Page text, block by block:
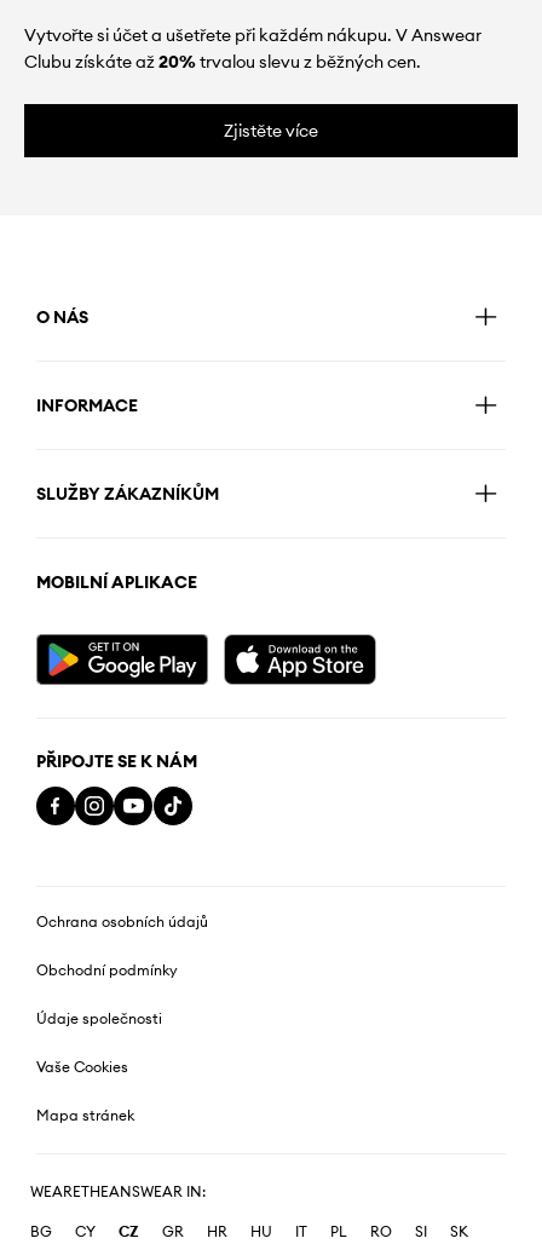
Vytvořte si účet a ušetřete při každém nákupu. V Answear
Clubu získáte až20%trvalou slevu z běžných cen.
Zjistěte více
O NÁS
INFORMACE
SLUŽBY ZÁKAZNÍKŮM
MOBILNÍ APLIKACE
PŘIPOJTE SE K NÁM
Ochrana osobních údajů
Obchodní podmínky
Údaje společnosti
Vaše Cookies
Mapa stránek
WEARETHEANSWEAR IN:
BG CY CZ GR HR HU IT PL RO SI SK